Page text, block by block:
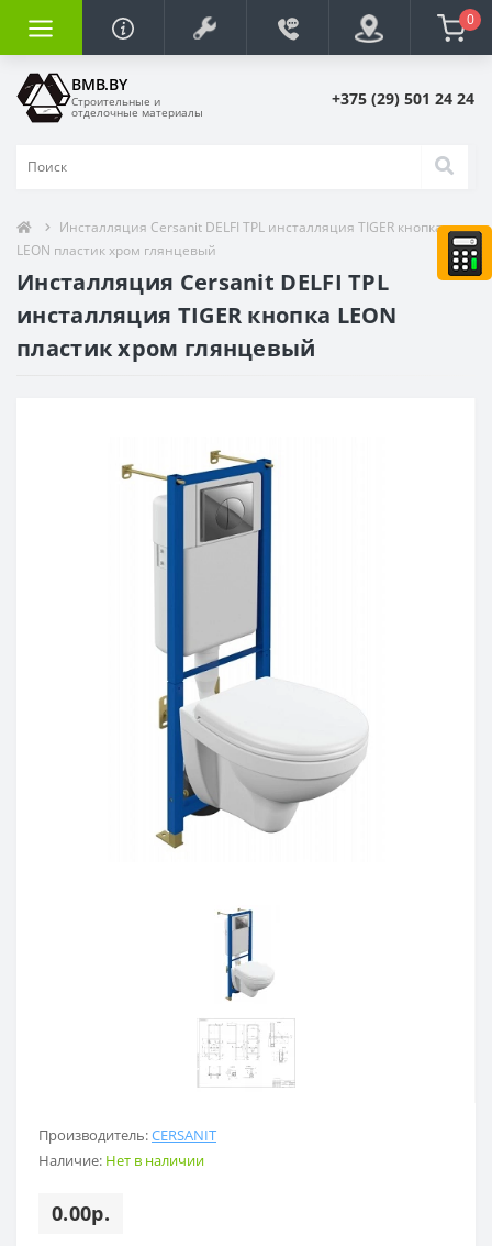
0
BMB.BY
Строительные и
отделочные материалы
+375 (29) 501 24 24
Инсталляция Cersanit DELFI TPL инсталляция TIGER кнопка
LEON пластик хром глянцевый
Инсталляция Cersanit DELFI TPL
инсталляция TIGER кнопка LEON
пластик хром глянцевый
Производитель:CERSANIT
Наличие: Нет в наличии
0.00р.